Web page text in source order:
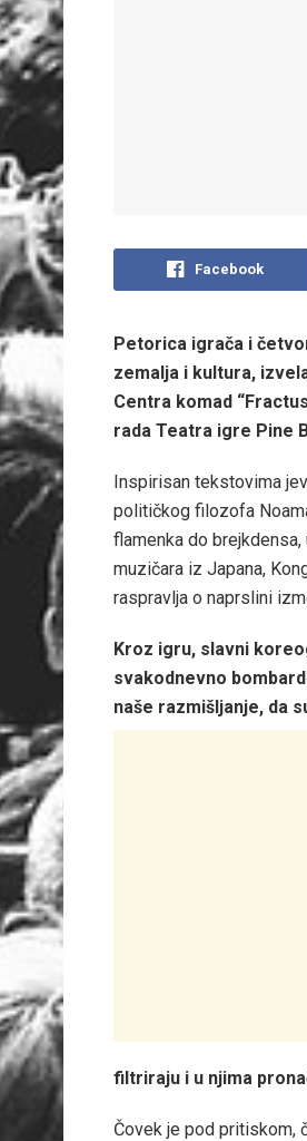
Facebook
Petorica igrača i
zemalja i kultura,
Centra komad
rada Teatra igre Pine
Inspirisan tekstovima
političkog filozofa
flamenka do
muzičara iz Japana,
raspravlja o naprslini
Kroz igru, slavni
svakodnevno
naše razmišljanje, da
filtriraju i u njima
Čovek je pod pritiskom,